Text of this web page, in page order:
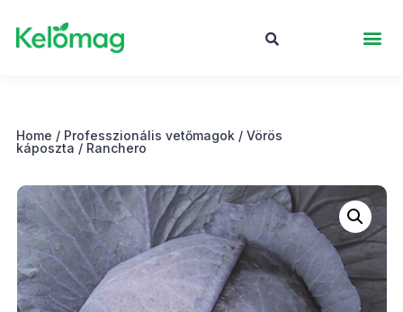
Home / Professzionális vetőmagok/ Vörös
káposzta / Ranchero